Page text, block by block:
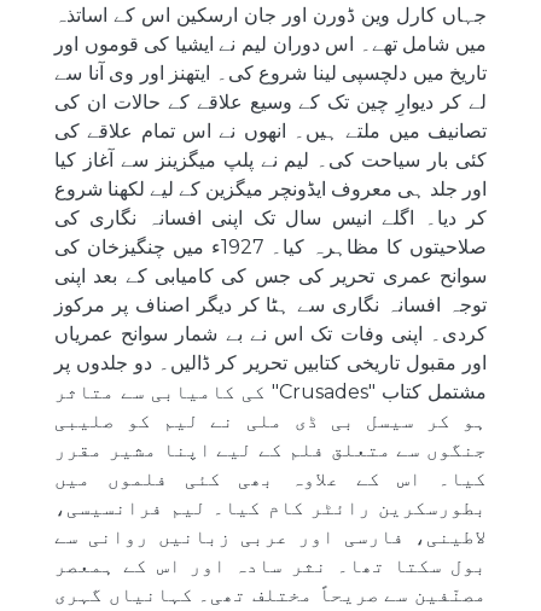
جہاں کارل وین ڈورن اور جان ارسکین اس کے اساتذہ
میں شامل تھے۔ اس دوران لیم نے ایشیا کی قوموں اور
تاریخ میں دلچسپی لینا شروع کی۔ ایتھنز اور وی آنا سے
لے کر دیوارِ چین تک کے وسیع علاقے کے حالات ان کی
تصانیف میں ملتے ہیں۔ انھوں نے اس تمام علاقے کی
کئی بار سیاحت کی۔ لیم نے پلپ میگزینز سے آغاز کیا
اور جلد ہی معروف ایڈونچر میگزین کے لیے لکھنا شروع
کر دیا۔ اگلے انیس سال تک اپنی افسانہ نگاری کی
صلاحیتوں کا مظاہرہ کیا۔ 1927ء میں چنگیزخان کی
سوانح عمری تحریر کی جس کی کامیابی کے بعد اپنی
توجہ افسانہ نگاری سے ہٹا کر دیگر اصناف پر مرکوز
کردی۔ اپنی وفات تک اس نے بے شمار سوانح عمریاں
اور مقبول تاریخی کتابیں تحریر کر ڈالیں۔ دو جلدوں پر
مشتمل کتاب "Crusades" کی کامیابی سے متاثر
ہو کر سیسل بی ڈی ملی نے لیم کو صلیبی
جنگوں سے متعلق فلم کے لیے اپنا مشیر مقرر
کیا۔ اس کے علاوہ بھی کئی فلموں میں
بطورسکرین رائٹر کام کیا۔ لیم فرانسیسی،
لاطینی، فارسی اور عربی زبانیں روانی سے
بول سکتا تھا۔ نثر سادہ اور اس کے ہمعصر
مصنّفین سے صریحاً مختلف تھی۔ کہانیاں گہری